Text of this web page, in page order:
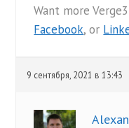
Want more
Facebook, or
9 сентября, 2021 в 13:43